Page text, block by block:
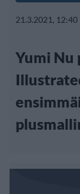
21.3.2021, 12:40
Yumi Nu